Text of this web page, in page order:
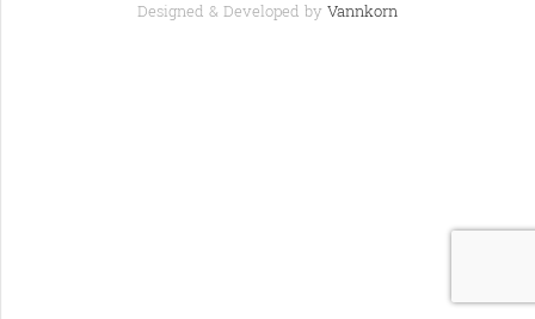
Designed & Developed by Vannkorn